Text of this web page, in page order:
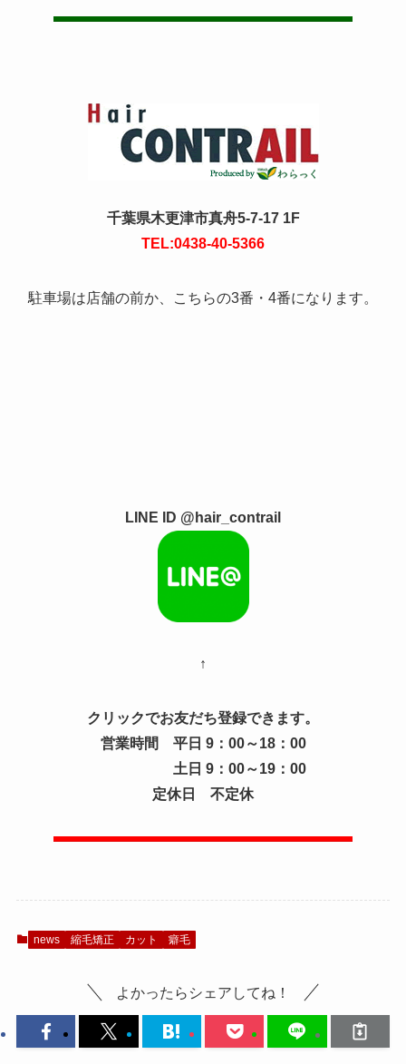
千葉県木更津市真舟5-7-17 1F
TEL:0438-40-5366
駐車場は店舗の前か、こちらの3番・4番になります。
LINE ID @hair_contrail
↑
クリックでお友だち登録できます。
営業時間 平日 9：00～18：00
土日 9：00～19：00
定休日 不定休
news 縮毛矯正 カット 癖毛
よかったらシェアしてね！